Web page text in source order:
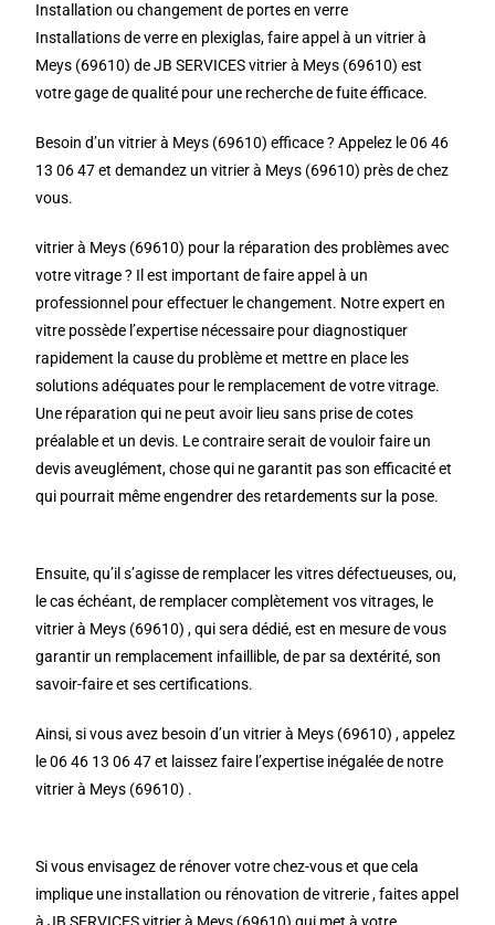
Installation ou changement de portes en verre
Installations de verre en plexiglas, faire appel à un vitrier à
Meys (69610) de JB SERVICES vitrier à Meys (69610) est
votre gage de qualité pour une recherche de fuite éfficace.
Besoin d’un vitrier à Meys (69610) efficace ? Appelez le 06 46
13 06 47 et demandez un vitrier à Meys (69610) près de chez
vous.
vitrier à Meys (69610) pour la réparation des problèmes avec
votre vitrage ? Il est important de faire appel à un
professionnel pour effectuer le changement. Notre expert en
vitre possède l’expertise nécessaire pour diagnostiquer
rapidement la cause du problème et mettre en place les
solutions adéquates pour le remplacement de votre vitrage.
Une réparation qui ne peut avoir lieu sans prise de cotes
préalable et un devis. Le contraire serait de vouloir faire un
devis aveuglément, chose qui ne garantit pas son efficacité et
qui pourrait même engendrer des retardements sur la pose.
Ensuite, qu’il s’agisse de remplacer les vitres défectueuses, ou,
le cas échéant, de remplacer complètement vos vitrages, le
vitrier à Meys (69610) , qui sera dédié, est en mesure de vous
garantir un remplacement infaillible, de par sa dextérité, son
savoir-faire et ses certifications.
Ainsi, si vous avez besoin d’un vitrier à Meys (69610) , appelez
le 06 46 13 06 47 et laissez faire l’expertise inégalée de notre
vitrier à Meys (69610) .
Si vous envisagez de rénover votre chez-vous et que cela
implique une installation ou rénovation de vitrerie , faites appel